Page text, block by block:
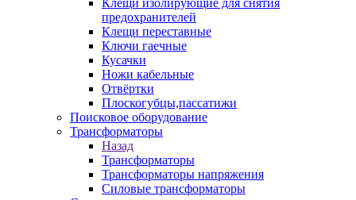
Клещи изолирующие для снятия
предохранителей
Клещи переставные
Ключи гаечные
Кусачки
Ножи кабельные
Отвёртки
Плоскогубцы,пассатижи
Поисковое оборудование
Трансформаторы
Назад
Трансформаторы
Трансформаторы напряжения
Силовые трансформаторы